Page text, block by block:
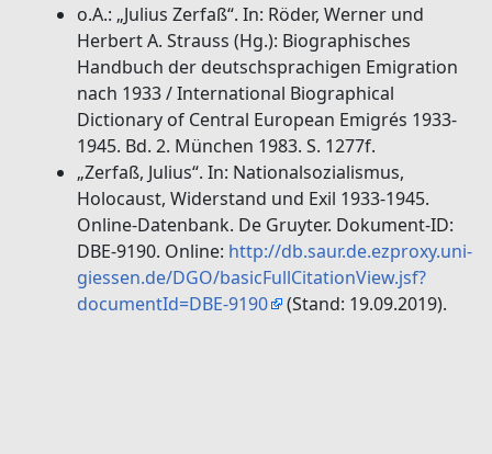
o.A.: „Julius Zerfaß“. In: Röder, Werner und
Herbert A. Strauss (Hg.): Biographisches
Handbuch der deutschsprachigen Emigration
nach 1933 / International Biographical
Dictionary of Central European Emigrés 1933-
1945. Bd. 2. München 1983. S. 1277f.
„Zerfaß, Julius“. In: Nationalsozialismus,
Holocaust, Widerstand und Exil 1933-1945.
Online-Datenbank. De Gruyter. Dokument-ID:
DBE-9190. Online: http://db.saur.de.ezproxy.uni-
giessen.de/DGO/basicFullCitationView.jsf?
documentId=DBE-9190 (Stand: 19.09.2019).